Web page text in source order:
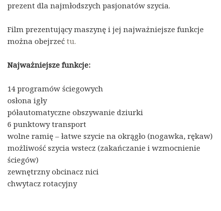
prezent dla najmłodszych pasjonatów szycia.
Film prezentujący maszynę i jej najważniejsze funkcje
można obejrzeć tu.
Najważniejsze funkcje:
14 programów ściegowych
osłona igły
półautomatyczne obszywanie dziurki
6 punktowy transport
wolne ramię – łatwe szycie na okrągło (nogawka, rękaw)
możliwość szycia wstecz (zakańczanie i wzmocnienie
ściegów)
zewnętrzny obcinacz nici
chwytacz rotacyjny